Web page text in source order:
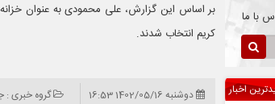
با ما
اخبار
بر اساس این گزارش، علی محمودی به عنوان
کریم انتخاب شدند.
دوشنبه 1402/05/16 16:53 گروه خبری :